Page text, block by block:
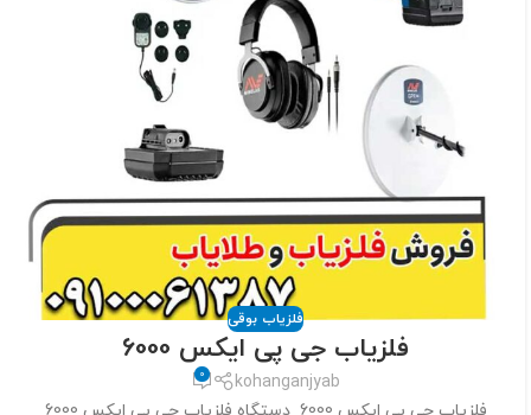
فلزیاب بوقی
فلزیاب جی پی ایکس 6000
kohanganjyab
0
فلزیاب جی پی ایکس 6000 دستگاه فلزیاب جی پی ایکس 6000